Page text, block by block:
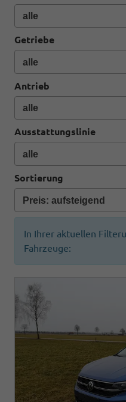
Getriebe
Antrieb
Ausstattungslinie
Sortierung
In Ihrer aktuellen
Fahrzeuge: